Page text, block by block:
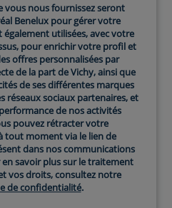
pores visibles tendent
votre visage, où vous
sébacées.
et pores
créent une substance
qui aide à maintenir
lorsque trop
il peut obstruer vos
problèmes de peau,
vous nous fournissez seront
Benelux pour gérer votre
également utilisées, avec votre
pour enrichir votre profil et
offres personnalisées par
de la part de Vichy, ainsi que
de ses différentes marques
réseaux sociaux partenaires, et
de nos activités
pouvez rétracter votre
tout moment via le lien de
dans nos communications
savoir plus sur le traitement
vos droits, consultez notre
de confidentialité.